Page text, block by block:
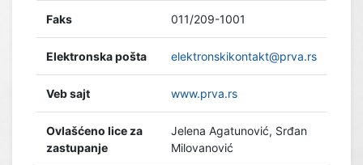
Faks 011/209-1001
Elektronska pošta elektronskikontakt@prva.rs
Veb sajt www.prva.rs
Ovlašćeno lice za
zastupanje
Jelena Agatunović, Srđan
Milovanović